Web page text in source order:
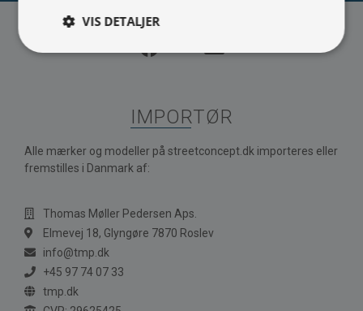
IMPORTØR
Alle mærker og modeller på streetconcept.dk importeres eller
fremstilles i Danmark af:
Thomas Møller Pedersen Aps.
Elmevej 18, Glyngøre 7870 Roslev
info@tmp.dk
+45 97 74 07 33
tmp.dk
VIS DETALJER